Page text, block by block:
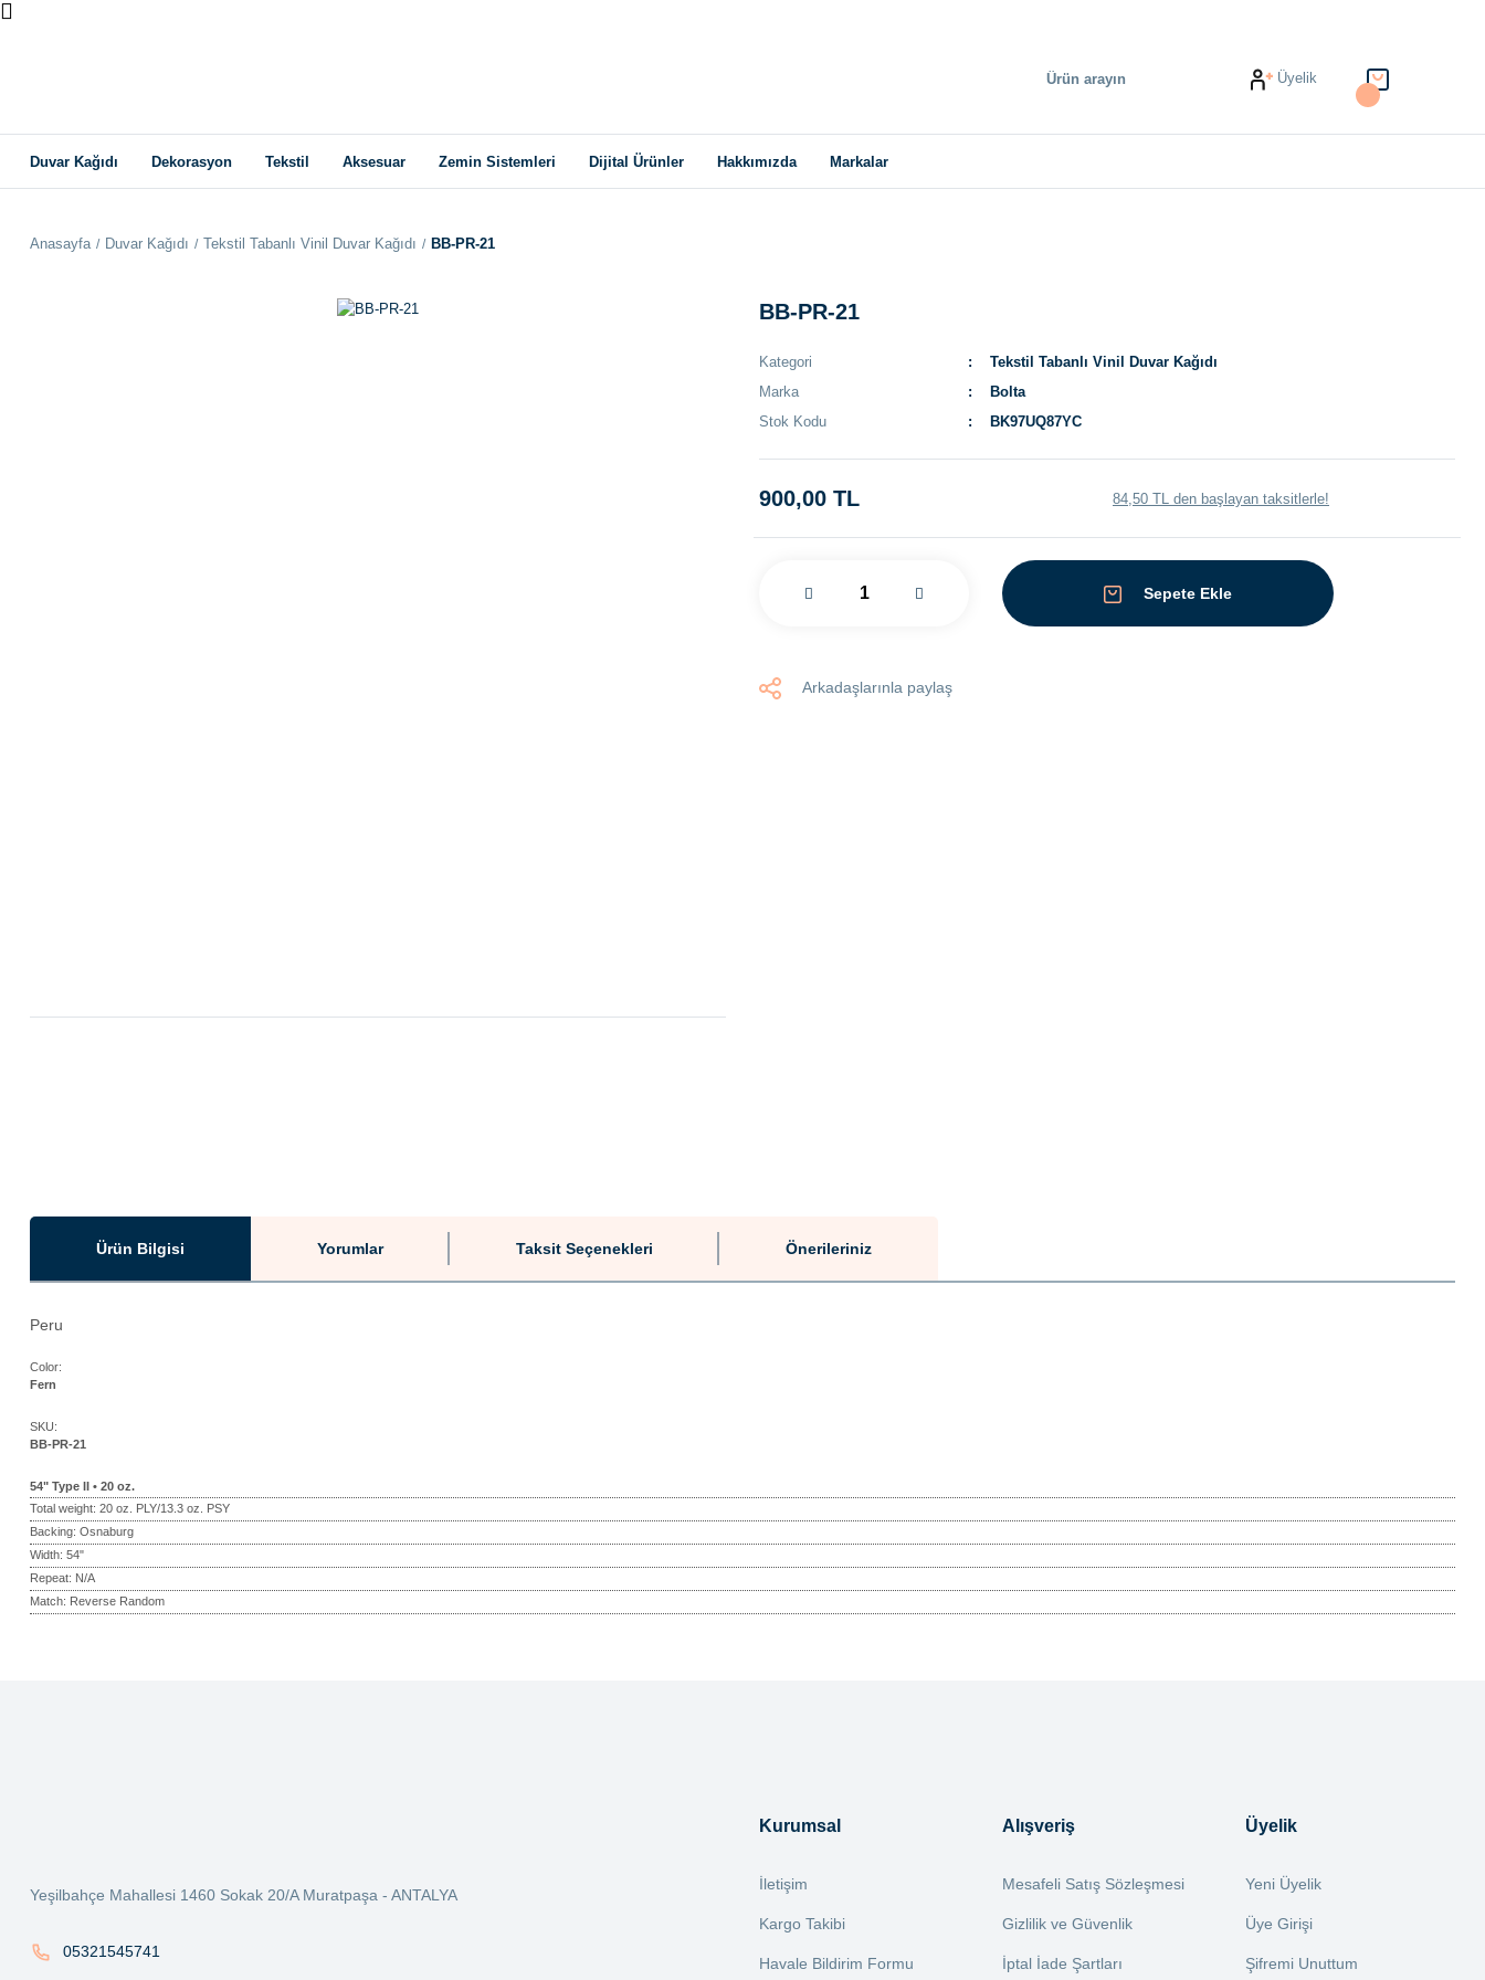
Üyelik
Duvar Kağıdı Dekorasyon Tekstil Aksesuar Zemin Sistemleri Dijital Ürünler Hakkımızda Markalar
Anasayfa Duvar Kağıdı Tekstil Tabanlı Vinil Duvar Kağıdı BB-PR-21
BB-PR-21
Kategori
Tekstil Tabanlı Vinil Duvar Kağıdı
Marka
Bolta
Stok Kodu
BK97UQ87YC
900,00 TL 84,50 TL den başlayan taksitlerle!
Sepete Ekle
Arkadaşlarınla paylaş
Ürün Bilgisi Yorumlar Taksit Seçenekleri Önerileriniz
Peru
Color:
Fern
SKU:
BB-PR-21
54" Type II • 20 oz.
Total weight: 20 oz. PLY/13.3 oz. PSY
Backing: Osnaburg
Width: 54"
Repeat: N/A
Match: Reverse Random
Bu ürüne benzer farklı alternatifler olmalı.
Yeşilbahçe Mahallesi 1460 Sokak 20/A Muratpaşa - ANTALYA
05321545741
Kurumsal
İletişim
Kargo Takibi
Havale Bildirim Formu
Alışveriş
Mesafeli Satış Sözleşmesi
Gizlilik ve Güvenlik
İptal İade Şartları
Üyelik
Yeni Üyelik
Üye Girişi
Şifremi Unuttum